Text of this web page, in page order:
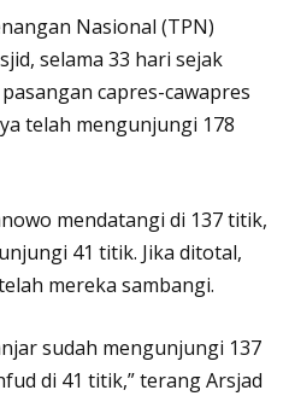
Nasional (TPN)
selama 33 hari sejak
capres-cawapres
telah mengunjungi 178
mendatangi di 137 titik,
41 titik. Jika ditotal,
mereka sambangi.
sudah mengunjungi 137
di 41 titik,” terang Arsjad